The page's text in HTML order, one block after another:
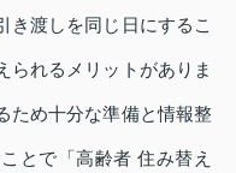
き渡しを同じ日にするこ
られるメリットがありま
ため十分な準備と情報整
とで「高齢者 住み替え